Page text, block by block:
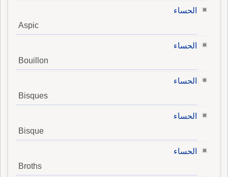
الحساء
Aspic
الحساء
Bouillon
الحساء
Bisques
الحساء
Bisque
الحساء
Broths